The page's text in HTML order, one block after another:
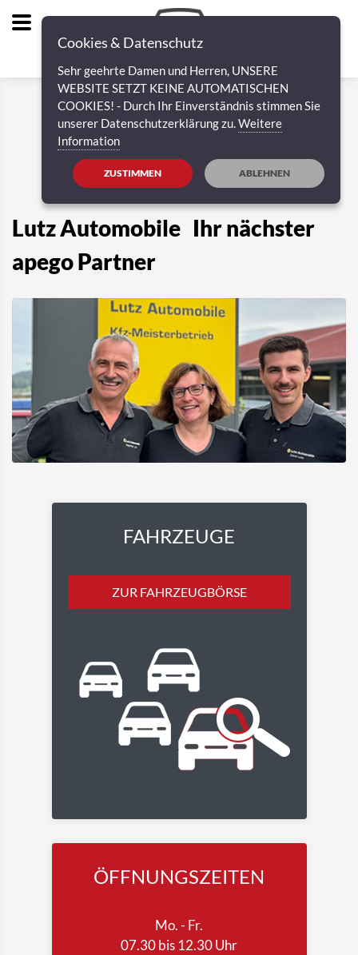
Lutz Automobile Ihr nächster
apego Partner
FAHRZEUGE
ZUR FAHRZEUGBÖRSE
ÖFFNUNGSZEITEN
Mo. - Fr.
07.30 bis 12.30 Uhr
Cookies & Datenschutz
Sehr geehrte Damen und Herren, UNSERE
WEBSITE SETZT KEINE AUTOMATISCHEN
COOKIES! - Durch Ihr Einverständnis stimmen Sie
unserer Datenschutzerklärung zu.Weitere
Information
ZUSTIMMEN ABLEHNEN